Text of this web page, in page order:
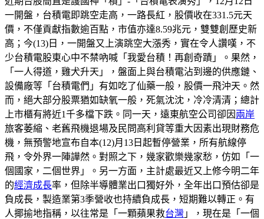
一開盤，台積電即跳空走高，一路長紅，股價收在331.5元天
價，不僅貢獻指數逾百點，市值亦達8.59兆元，雙雙創歷史新
高；今(13)日，一開盤又上演跳空大漲秀，實在令人讚嘆，不
少台積電股東心中不禁吶喊「我愛台積！再創奇蹟」。果然，
「一人得道，雞犬升天」，盤面上與台積電沾到邊的供應鏈、
設備廠等「台積電們」有如吃了仙藥一般，股價一飛沖天。然
而，絕大部分股票猶如缺氧一般，死氣沈沈，冷冷清清；總計
上市櫃有將近1千多檔下跌。同一天，遠東航空公司卻因 兩岸
旅客萎縮、老舊飛機退場及民問高利貸等重大因素出現財務危
機，無預警地宣布自本(12)月13日起暫停營業，所有航線停
飛，令外界一陣譁然。對照之下，幾家歡樂幾家愁，仿如「一
個國家，二個世界」。另一方面，主計處最近又上修今明二年
的經濟成長率，但除半導體業出口獨好外，全年出口預估卻是
負成長，製造業第3季營收也持續負成長，短期難以轉正。有
人揶揄地指稱，以往常是「一顆蘋果救台灣 」，現在是「一個